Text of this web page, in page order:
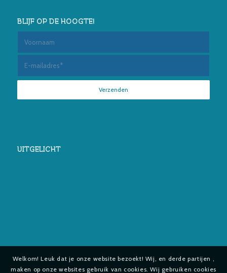
BLIJF OP DE HOOGTE!
UITGELICHT
Welkom! Leuk dat je onze website bezoekt! Wij, en derde partijen ,
maken op onze websites gebruik van cookies. Wij gebruiken cookies